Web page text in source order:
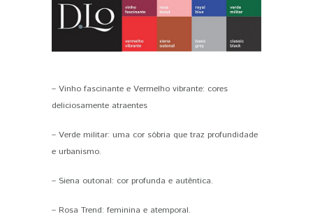
– Vinho fascinante e Vermelho vibrante: cores
deliciosamente atraentes
– Verde militar: uma cor sóbria que traz profundidade
e urbanismo.
– Siena outonal: cor profunda e autêntica.
– Rosa Trend: feminina e atemporal.